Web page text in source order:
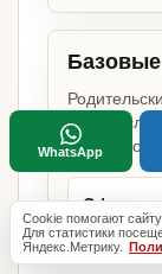
обзор
переходов.
Cookie помогают
Для статистики
Яндекс.Метрику.
WhatsApp